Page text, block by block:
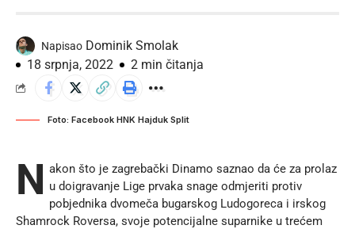
Napisao Dominik Smolak
18 srpnja, 2022
2 min čitanja
Foto: Facebook HNK Hajduk Split
N akon što je zagrebački Dinamo saznao da će za prolaz
u doigravanje Lige prvaka snage odmjeriti protiv
pobjednika dvomeča bugarskog Ludogoreca i irskog
Shamrock Roversa, svoje potencijalne suparnike u trećem